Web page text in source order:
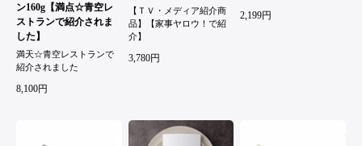
ン160g【満点☆青空レ
ストランで紹介されま
した】
満天☆青空レストランで
紹介されました
8,100円
【ＴＶ・メディア紹介商
品】【家事ヤロウ！で紹
介】
3,780円
2,199円